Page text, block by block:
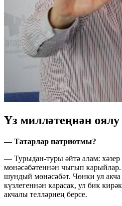
Үз милләтеңнән оялу
— Татарлар патриотмы?
— Турыдан-туры әйтә алам: хәзер
мөнәсәбәтеннән чыгып
шундый мөнәсәбәт. Чөнки ул
күзлегеннән карасак, ул бик
акчалы телләрнең берсе.